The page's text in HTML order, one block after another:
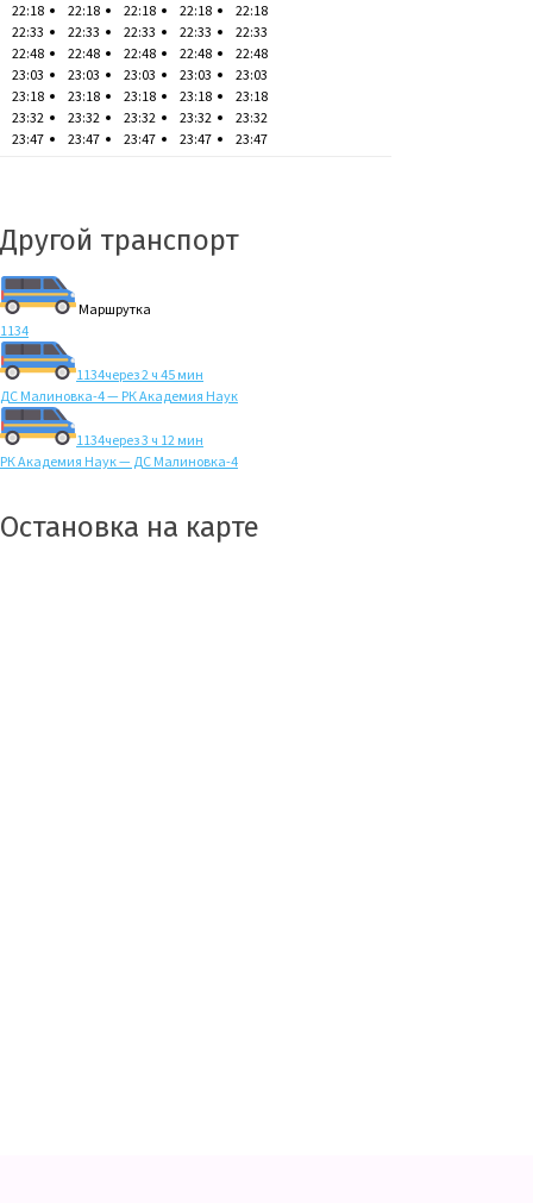
22:18
22:33
22:48
23:03
23:18
23:32
23:47
22:18
22:33
22:48
23:03
23:18
23:32
23:47
22:18
22:33
22:48
23:03
23:18
23:32
23:47
22:18
22:33
22:48
23:03
23:18
23:32
23:47
22:18
22:33
22:48
23:03
23:18
23:32
23:47
Другой транспорт
Маршрутка
1134
1134через 2 ч 45 мин
ДС Малиновка-4 — РК Академия Наук
1134через 3 ч 12 мин
РК Академия Наук — ДС Малиновка-4
Остановка на карте